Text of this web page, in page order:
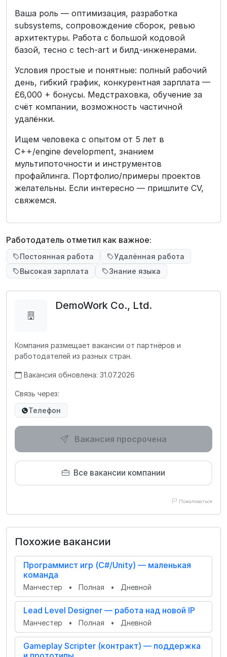
Ваша роль — оптимизация, разработка
subsystems, сопровождение сборок, ревью
архитектуры. Работа с большой кодовой
базой, тесно с tech-art и билд-инженерами.
Условия простые и понятные: полный рабочий
день, гибкий график, конкурентная зарплата —
£6,000 + бонусы. Медстраховка, обучение за
счёт компании, возможность частичной
удалёнки.
Ищем человека с опытом от 5 лет в
C++/engine development, знанием
мультипоточности и инструментов
профайлинга. Портфолио/примеры проектов
желательны. Если интересно — пришлите CV,
свяжемся.
Работодатель отметил как важное:
Постоянная работа
Удалённая работа
Высокая зарплата
Знание языка
DemoWork Co., Ltd.
Компания размещает вакансии от партнёров и
работодателей из разных стран.
Вакансия обновлена: 31.07.2026
Связь через:
Телефон
Вакансия просрочена
Все вакансии компании
Пожаловаться
Похожие вакансии
Программист игр (C#/Unity) — маленькая
команда
Манчестер • Полная • Дневной
Lead Level Designer — работа над новой IP
Манчестер • Полная • Дневной
Gameplay Scripter (контракт) — поддержка